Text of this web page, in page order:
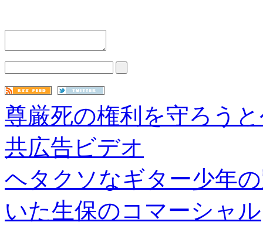
尊厳死の権利を守ろう
共広告ビデオ
ヘタクソなギター少年
いた生保のコマーシャル